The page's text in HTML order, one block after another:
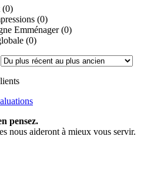
(0)
(0)
Emménager (0)
(0)
pensez.
nous aideront à mieux vous servir.